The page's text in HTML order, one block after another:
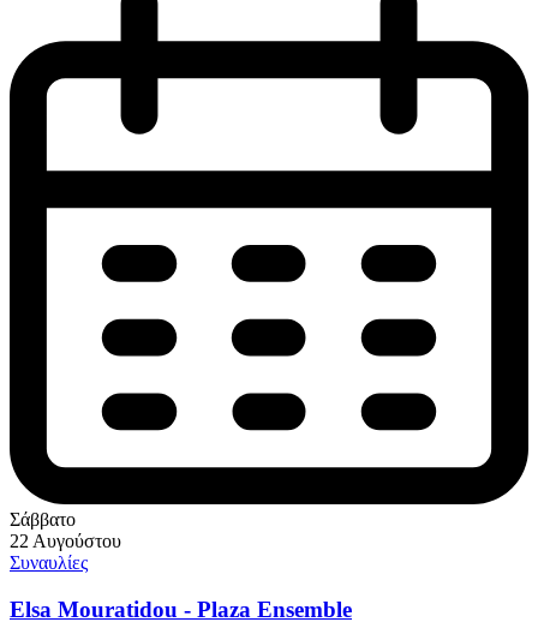
Σάββατο
22 Αυγούστου
Συναυλίες
Elsa Mouratidou - Plaza Ensemble